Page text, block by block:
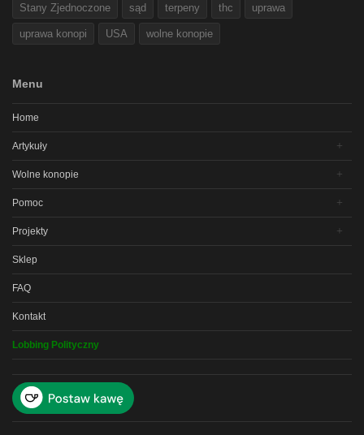
Stany Zjednoczone sąd terpeny thc uprawa
uprawa konopi USA wolne konopie
Menu
Home
Artykuły
Wolne konopie
Pomoc
Projekty
Sklep
FAQ
Kontakt
Lobbing Polityczny